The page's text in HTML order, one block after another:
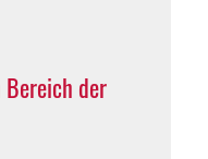
der